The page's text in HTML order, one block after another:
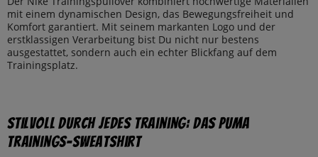
mit einem dynamischen Design, das Bewegungsfreiheit und
Komfort garantiert. Mit seinem markanten Logo und der
erstklassigen Verarbeitung bist Du nicht nur bestens
ausgestattet, sondern auch ein echter Blickfang auf dem
Trainingsplatz.
Stilvoll durch jedes Training: Das Puma
Trainings-Sweatshirt